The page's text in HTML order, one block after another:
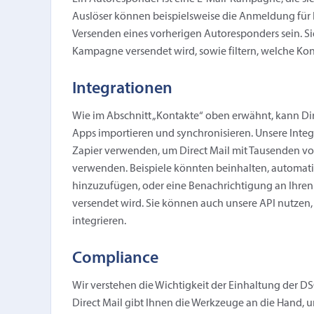
Auslöser können beispielsweise die Anmeldung
Versenden eines vorherigen Autoresponders sein.
Kampagne versendet wird, sowie filtern, welche
Integrationen
Wie im Abschnitt „Kontakte“ oben erwähnt, kann
Apps importieren und synchronisieren. Unsere
Zapier verwenden, um Direct Mail mit Tausenden
verwenden. Beispiele könnten beinhalten,
hinzuzufügen, oder eine Benachrichtigung an
versendet wird. Sie können auch unsere API
integrieren.
Compliance
Wir verstehen die Wichtigkeit der Einhaltung der
Direct Mail gibt Ihnen die Werkzeuge an die